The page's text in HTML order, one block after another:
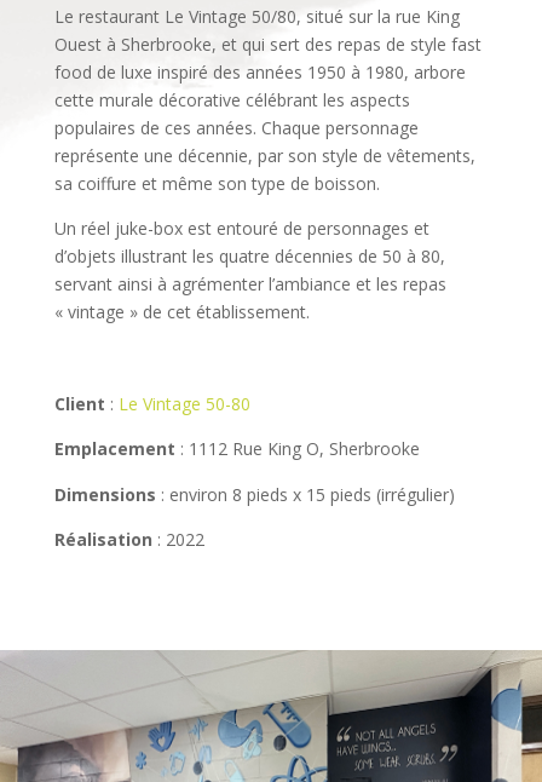
Le restaurant Le Vintage 50/80, situé sur la rue King
Ouest à Sherbrooke, et qui sert des repas de style fast
food de luxe inspiré des années 1950 à 1980, arbore
cette murale décorative célébrant les aspects
populaires de ces années. Chaque personnage
représente une décennie, par son style de vêtements,
sa coiffure et même son type de boisson.
Un réel juke-box est entouré de personnages et
d’objets illustrant les quatre décennies de 50 à 80,
servant ainsi à agrémenter l’ambiance et les repas
« vintage » de cet établissement.
Client : Le Vintage 50-80
Emplacement : 1112 Rue King O, Sherbrooke
Dimensions : environ 8 pieds x 15 pieds (irrégulier)
Réalisation : 2022